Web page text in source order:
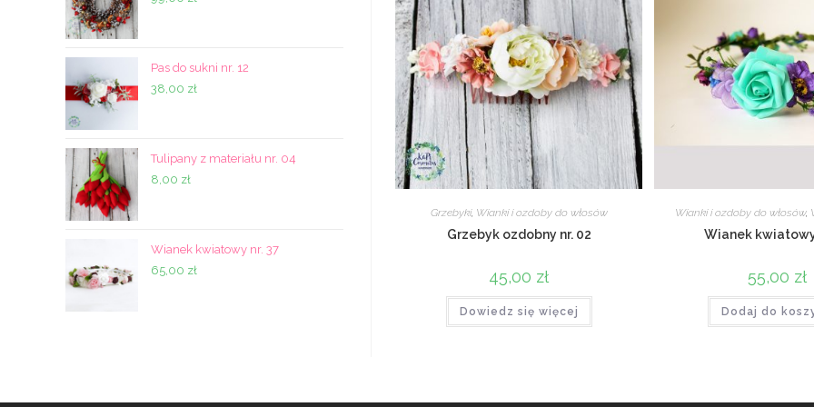
Grzebyki, Wianki i ozdoby do włosów
Grzebyk ozdobny nr. 02
45,00 zł
Dowiedz się więcej
Wianki i ozdoby do włosów,
Wianek kwiatowy
55,00 zł
Dodaj do
Pas do sukni nr. 12
38,00 zł
Tulipany z materiału nr. 04
8,00 zł
Wianek kwiatowy nr. 37
65,00 zł